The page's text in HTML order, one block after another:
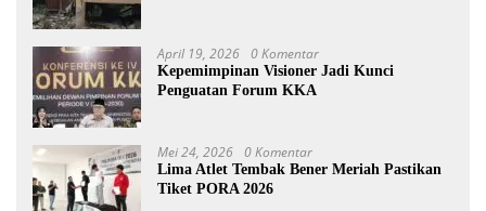
April 19, 2026 0 Komentar
Kepemimpinan Visioner Jadi Kunci
Penguatan Forum KKA
Mei 24, 2026 0 Komentar
Lima Atlet Tembak Bener Meriah Pastikan
Tiket PORA 2026